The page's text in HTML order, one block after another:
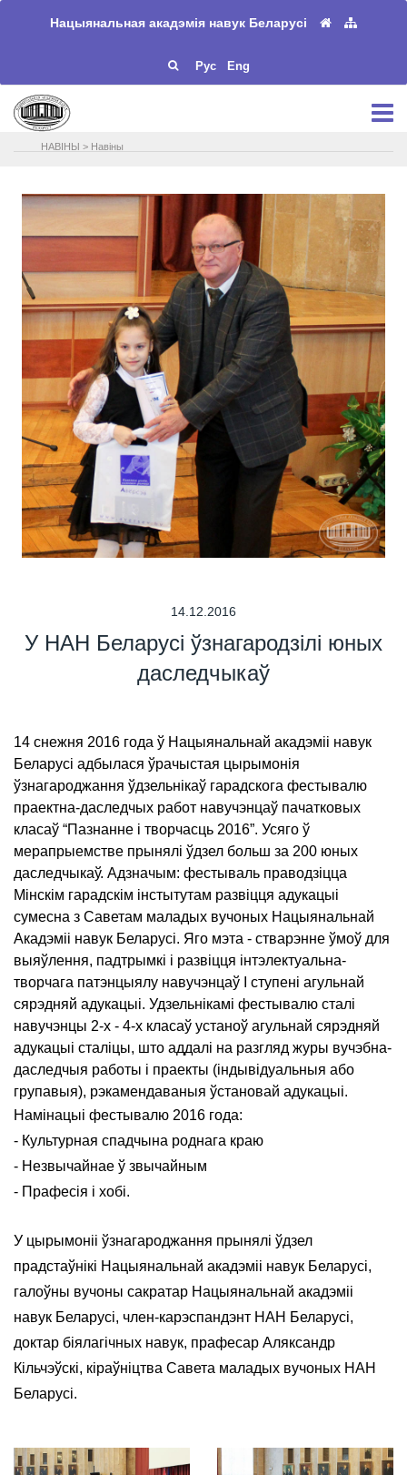
Нацыянальная акадэмія навук Беларусі
Рус Eng
НАВIНЫ > Навіны
14.12.2016
У НАН Беларусі ўзнагародзілі юных
даследчыкаў
14 снежня 2016 года ў Нацыянальнай акадэміі навук
Беларусі адбылася ўрачыстая цырымонія
ўзнагароджання ўдзельнікаў гарадскога фестывалю
праектна-даследчых работ навучэнцаў пачатковых
класаў “Пазнанне і творчасць 2016”. Усяго ў
мерапрыемстве прынялі ўдзел больш за 200 юных
даследчыкаў. Адзначым: фестываль праводзіцца
Мінскім гарадскім інстытутам развіцця адукацыі
сумесна з Саветам маладых вучоных Нацыянальнай
Акадэміі навук Беларусі. Яго мэта - стварэнне ўмоў для
выяўлення, падтрымкі і развіцця інтэлектуальна-
творчага патэнцыялу навучэнцаў I ступені агульнай
сярэдняй адукацыі. Удзельнікамі фестывалю сталі
навучэнцы 2-х - 4-х класаў устаноў агульнай сярэдняй
адукацыі сталіцы, што аддалі на разгляд журы вучэбна-
даследчыя работы і праекты (індывідуальныя або
групавыя), рэкамендаваныя ўстановай адукацыі.
Намінацыі фестывалю 2016 года:
- Культурная спадчына роднага краю
- Незвычайнае ў звычайным
- Прафесія і хобі.
У цырымоніі ўзнагароджання прынялі ўдзел
прадстаўнікі Нацыянальнай акадэміі навук Беларусі,
галоўны вучоны сакратар Нацыянальнай акадэміі
навук Беларусі, член-карэспандэнт НАН Беларусі,
доктар біялагічных навук, прафесар Аляксандр
Кільчэўскі, кіраўніцтва Савета маладых вучоных НАН
Беларусі.